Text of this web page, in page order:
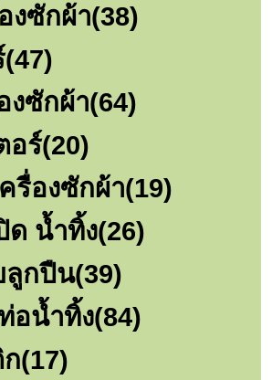
งซักผ้า(38)
(47)
งซักผ้า(64)
อร์(20)
รื่องซักผ้า(19)
ด น้ำทิ้ง(26)
ลูกปืน(39)
อน้ำทิ้ง(84)
(17)